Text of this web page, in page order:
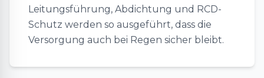
Leitungsführung, Abdichtung und RCD-
Schutz werden so ausgeführt, dass die
Versorgung auch bei Regen sicher bleibt.